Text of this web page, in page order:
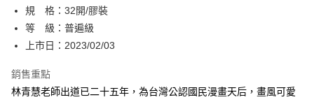
３．安心：先確認商品／服務後，再付款。
【「AFTEE先享後付」結帳流程】
１．於結帳方式選擇「AFTEE先享後付」後，將跳轉至「AFTEE先享後付」
２．訂單成立數日內，您將收到繳費通知簡訊。
ATM／網路銀行／等多元方式進行付款，方視為交易完成。
全家取貨付款
每筆NT$80，滿NT$500(含以上)免運費
每筆NT$80，滿NT$500(含以上)免運費
規 格：32開/膠裝
等 級：普遍級
上市日：2023/02/03
銷售重點
林青慧老師出道已二十五年，為台灣公認國民漫畫天后，畫風可愛